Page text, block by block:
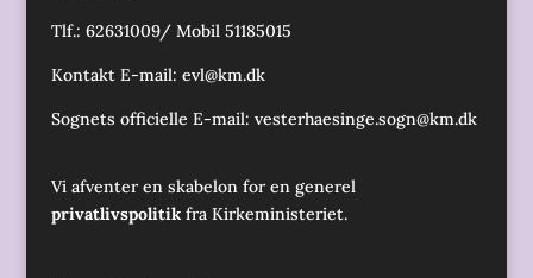
Tlf.: 62631009/ Mobil 51185015
Kontakt E-mail: evl@km.dk
Sognets officielle E-mail: vesterhaesinge.sogn@km.dk
Vi afventer en skabelon for en generel
privatlivspolitikfra Kirkeministeriet.